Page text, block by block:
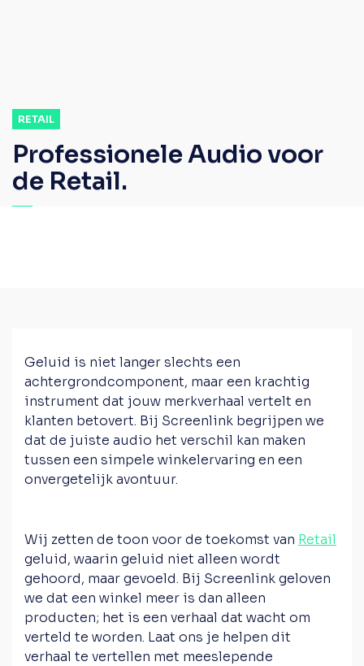
RETAIL
Professionele Audio voor
de Retail.
Geluid is niet langer slechts een
achtergrondcomponent, maar een krachtig
instrument dat jouw merkverhaal vertelt en
klanten betovert. Bij Screenlink begrijpen we
dat de juiste audio het verschil kan maken
tussen een simpele winkelervaring en een
onvergetelijk avontuur.
Wij zetten de toon voor de toekomst van Retail
geluid, waarin geluid niet alleen wordt
gehoord, maar gevoeld. Bij Screenlink geloven
we dat een winkel meer is dan alleen
producten; het is een verhaal dat wacht om
verteld te worden. Laat ons je helpen dit
verhaal te vertellen met meeslepende